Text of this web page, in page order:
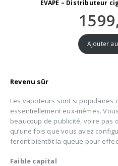
EVAPE – Distributeur
Ajouter
Revenu sûr
Les vapoteurs sont si populaires
essentiellement eux-mêmes.
beaucoup de publicité, voire pas
qu’une fois que vous avez
feront bientôt la queue pour
Faible capital